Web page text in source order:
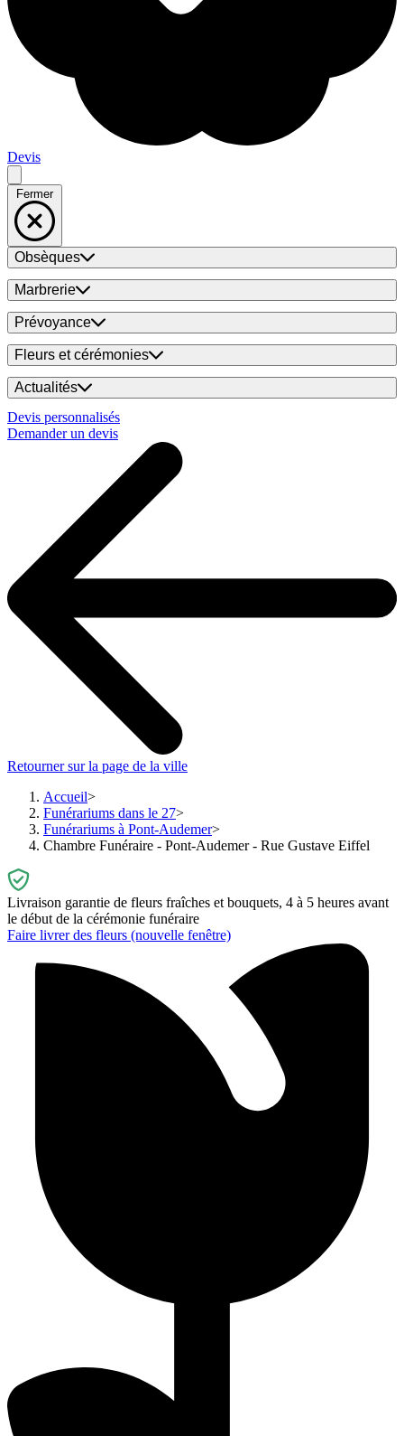
Devis
Fermer
Obsèques
Marbrerie
Prévoyance
Fleurs et cérémonies
Actualités
Devis personnalisés
Demander un devis
Retourner sur la page de la ville
Accueil
Funérariums dans le 27
Funérariums à Pont-Audemer
Chambre Funéraire - Pont-Audemer - Rue Gustave Eiffel
Livraison garantie de fleurs fraîches et bouquets, 4 à 5 heures avant
le début de la cérémonie funéraire
Faire livrer des fleurs (nouvelle fenêtre)